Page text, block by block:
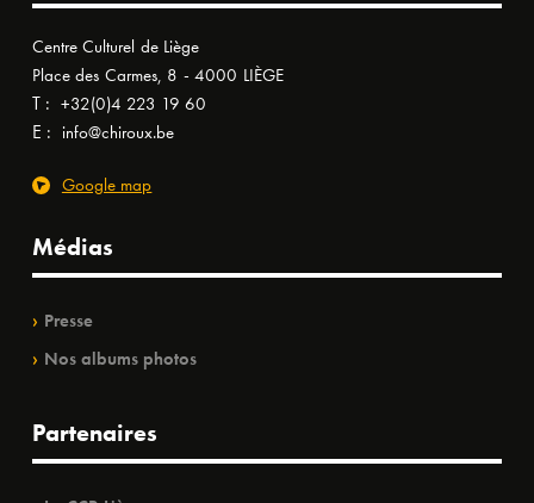
Centre Culturel de Liège
Place des Carmes, 8 - 4000 LIÈGE
T : +32(0)4 223 19 60
E : info@chiroux.be
Google map
Médias
Presse
Nos albums photos
Partenaires